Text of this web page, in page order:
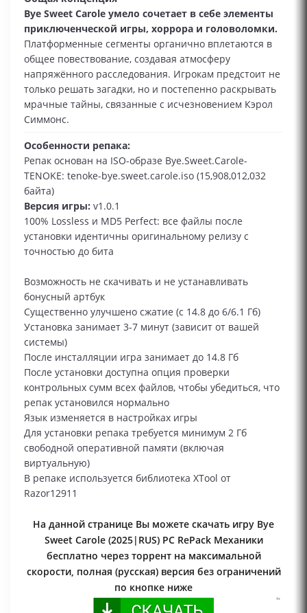
Bye Sweet Carole умело сочетает в себе элементы
приключенческой игры, хоррора и головоломки.
Платформенные сегменты органично вплетаются в
общее повествование, создавая атмосферу
напряжённого расследования. Игрокам предстоит не
только решать загадки, но и постепенно раскрывать
мрачные тайны, связанные с исчезновением Кэрол
Симмонс.
Особенности репака:
Репак основан на ISO-образе Bye.Sweet.Carole-
TENOKE: tenoke-bye.sweet.carole.iso (15,908,012,032
байта)
Версия игры: v1.0.1
100% Lossless и MD5 Perfect: все файлы после
установки идентичны оригинальному релизу с
точностью до бита
Возможность не скачивать и не устанавливать
бонусный артбук
Существенно улучшено сжатие (с 14.8 до 6/6.1 Гб)
Установка занимает 3-7 минут (зависит от вашей
системы)
После инсталляции игра занимает до 14.8 Гб
После установки доступна опция проверки
контрольных сумм всех файлов, чтобы убедиться, что
репак установился нормально
Язык изменяется в настройках игры
Для установки репака требуется минимум 2 Гб
свободной оперативной памяти (включая
виртуальную)
В репаке используется библиотека XTool от
Razor12911
На данной странице Вы можете скачать игру Bye
Sweet Carole (2025|RUS) PC RePack Механики
бесплатно через торрент на максимальной
скорости, полная (русская) версия без ограничений
по кнопке ниже